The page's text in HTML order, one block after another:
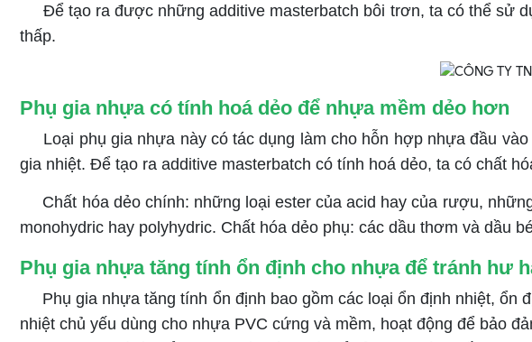
Để tạo ra được những additive masterbatch bôi trơn, ta có thể sử
thấp.
Phụ gia nhựa có tính hoá dẻo để nhựa mềm dẻo hơn
Loại phụ gia nhựa này có tác dụng làm cho hỗn hợp nhựa đầu
gia nhiệt. Để tạo ra additive masterbatch có tính hoá dẻo, ta có chất
Chất hóa dẻo chính: những loại ester của acid hay của rượu,
monohydric hay polyhydric. Chất hóa dẻo phụ: các dầu thơm và dầu
Phụ gia nhựa tăng tính ổn định cho nhựa để tránh hư
Phụ gia nhựa tăng tính ổn định bao gồm các loại ổn định nhiệt,
nhiệt chủ yếu dùng cho nhựa PVC cứng và mềm, hoạt động để bảo